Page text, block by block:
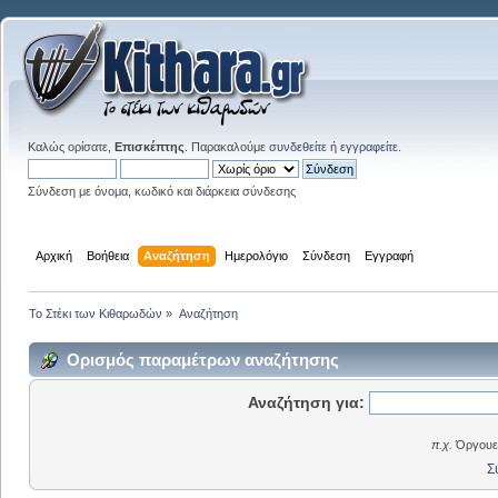
Καλώς ορίσατε, Επισκέπτης . Παρακαλούμε συνδεθείτε ή εγγραφείτε
Σύνδεση με όνομα, κωδικό και διάρκεια σύνδεσης
Αρχική Βοήθεια Αναζήτηση Ημερολόγιο Σύνδεση Εγγραφή
Το Στέκι των Κιθαρωδών » Αναζήτηση
Ορισμός παραμέτρων αναζήτησης
Αναζήτηση για:
π.χ.